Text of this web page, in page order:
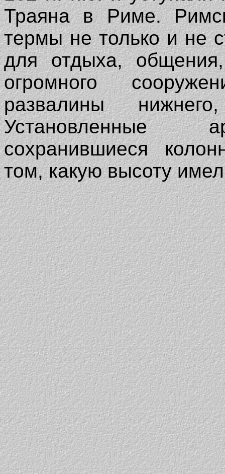
Траяна в Риме.
термы не только и не
для отдыха,
огромного
развалины
Установленные
сохранившиеся
том, какую высоту